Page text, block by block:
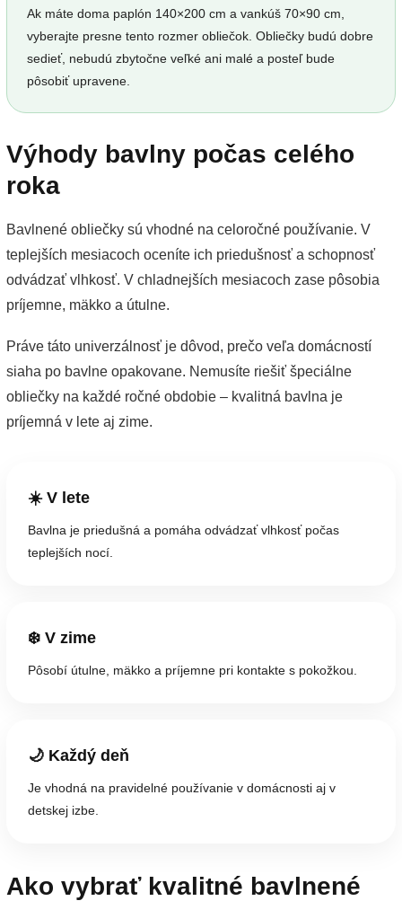
Ak máte doma paplón 140×200 cm a vankúš 70×90 cm,
vyberajte presne tento rozmer obliečok. Obliečky budú dobre
sedieť, nebudú zbytočne veľké ani malé a posteľ bude
pôsobiť upravene.
Výhody bavlny počas celého
roka
Bavlnené obliečky sú vhodné na celoročné používanie. V
teplejších mesiacoch oceníte ich priedušnosť a schopnosť
odvádzať vlhkosť. V chladnejších mesiacoch zase pôsobia
príjemne, mäkko a útulne.
Práve táto univerzálnosť je dôvod, prečo veľa domácností
siaha po bavlne opakovane. Nemusíte riešiť špeciálne
obliečky na každé ročné obdobie – kvalitná bavlna je
príjemná v lete aj zime.
☀️ V lete
Bavlna je priedušná a pomáha odvádzať vlhkosť počas
teplejších nocí.
❄️ V zime
Pôsobí útulne, mäkko a príjemne pri kontakte s pokožkou.
🌙 Každý deň
Je vhodná na pravidelné používanie v domácnosti aj v
detskej izbe.
Ako vybrať kvalitné bavlnené